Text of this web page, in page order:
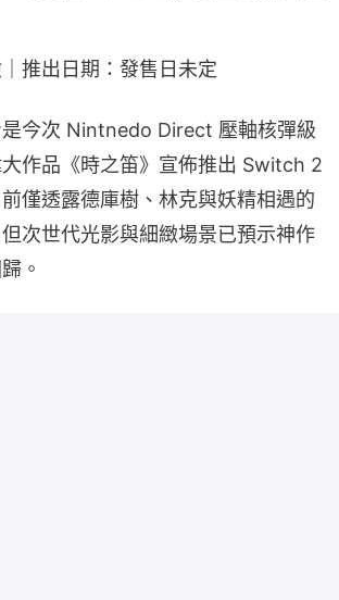
推出日期：發售日未定
今次 Nintnedo Direct 壓軸核彈級
作品《時之笛》宣佈推出 Switch 2
僅透露德庫樹、林克與妖精相遇的
次世代光影與細緻場景已預示神作
。